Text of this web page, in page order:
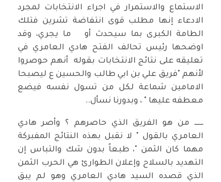
الاستماع والاستمرار في اجراء الانتخابات لمجرد
الادعاء إنها مطلب قوى انتفاضة تشرين فتلك
الطامة الكبرى بما سيحدث أو ما يجري، وقد
اوضحها رئيس تحالف الفتح هادي العامري في
تعليقه على نتائج الانتخابات بقوله أنهم حوصروا
لأنهم "فريق علي بن ابي طالب والحسين ع ليصبحا
الامامين شماعة لكل من تسول نفسه فيضع
معطفه عليها " ، وبدورنا نسأل..
ــــــ من هو الفريق الذي حاصرهم ؟ وأصر هادي
العامري بالقول " لا نقبل بهذه النتائج المفبركة
مهما كان الثمن "، طبعاً بدون شك والتباس إن
التهديد بالسلاح وإعلان الطوارئ هي الحرب الثمن
الذي قصده السيد هادي العامري وهو لم يبق